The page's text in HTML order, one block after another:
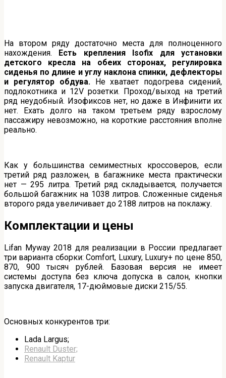
На втором ряду достаточно места для полноценного
нахождения. Есть крепления Isofix для установки
детского кресла на обеих сторонах, регулировка
сиденья по длине и углу наклона спинки, дефлекторы
и регулятор обдува. Не хватает подогрева сидений,
подлокотника и 12V розетки. Проход/выход на третий
ряд неудобный. Изофиксов нет, но даже в Инфинити их
нет. Ехать долго на таком третьем ряду взрослому
пассажиру невозможно, на короткие расстояния вполне
реально.
Как у большинства семиместных кроссоверов, если
третий ряд разложен, в багажнике места практически
нет — 295 литра. Третий ряд складывается, получается
большой багажник на 1038 литров. Сложенные сиденья
второго ряда увеличивает до 2188 литров на поклажу.
Комплектации и цены
Lifan Myway 2018 для реализации в России предлагает
три варианта сборки: Comfort, Luxury, Luxury+ по цене 850,
870, 900 тысяч рублей. Базовая версия не имеет
системы доступа без ключа допуска в салон, кнопки
запуска двигателя, 17-дюймовые диски 215/55.
Основных конкурентов три:
Lada Largus;
Renault Duster;
Renault Kaptur